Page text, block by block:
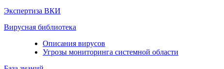
Экспертиза ВКИ
Вирусная библиотека
Описания вирусов
Угрозы мониторинга системной области